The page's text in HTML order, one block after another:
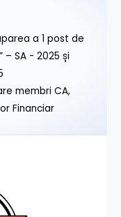
a 1 post de
– SA - 2025 și
membri CA,
Financiar